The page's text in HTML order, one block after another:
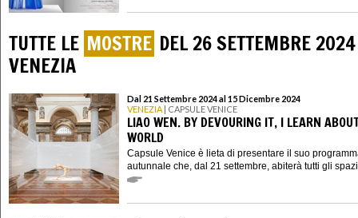
TUTTE LE MOSTRE DEL 26 SETTEMBRE
VENEZIA
Dal 21 Settembre 2024 al 15 Dicembre 2024
VENEZIA | CAPSULE VENICE
LIAO WEN. BY DEVOURING IT, I LEARN
WORLD
Capsule Venice è lieta di presentare il suo
autunnale che, dal 21 settembre, abiterà tutti gli